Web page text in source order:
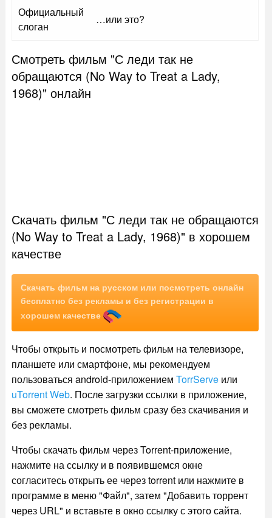
Официальный
слоган
…или это?
Смотреть фильм "С леди так не
обращаются (No Way to Treat a Lady,
1968)" онлайн
Скачать фильм "С леди так не обращаются
(No Way to Treat a Lady, 1968)" в хорошем
качестве
Скачать фильм на русском или посмотреть онлайн
бесплатно без рекламы и без регистрации в
хорошем качестве
Чтобы открыть и посмотреть фильм на телевизоре,
планшете или смартфоне, мы рекомендуем
пользоваться android-приложением TorrServeили
uTorrent Web. После загрузки ссылки в приложение,
вы сможете смотреть фильм сразу без скачивания и
без рекламы.
Чтобы скачать фильм через Torrent-приложение,
нажмите на ссылку и в появившемся окне
согласитесь открыть ее через torrent или нажмите в
программе в меню "Файл", затем "Добавить торрент
через URL" и вставьте в окно ссылку с этого сайта.